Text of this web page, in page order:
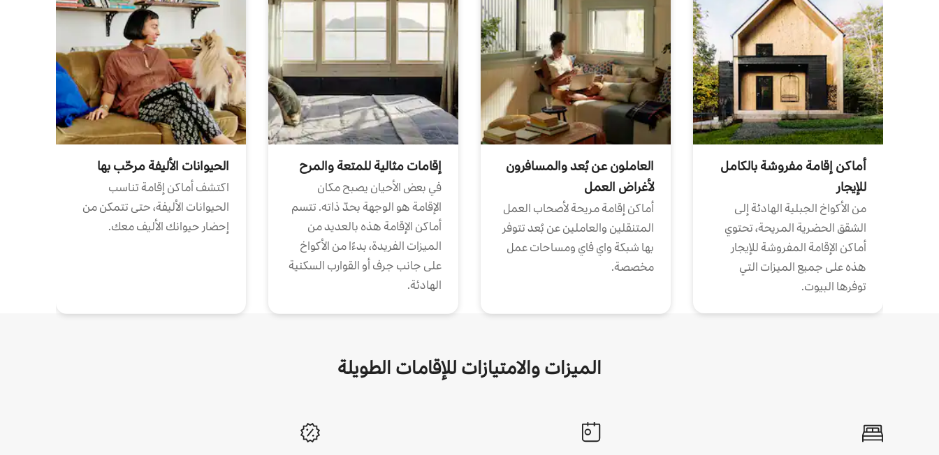
أماكن إقامة مفروشة بالكامل
للإيجار
من الأكواخ الجبلية الهادئة إلى
الشقق الحضرية المريحة، تحتوي
أماكن الإقامة المفروشة للإيجار
هذه على جميع الميزات التي
توفرها البيوت.
العاملون عن بُعد والمسافرون
لأغراض العمل
أماكن إقامة مريحة لأصحاب العمل
المتنقلين والعاملين عن بُعد تتوفر
بها شبكة واي فاي ومساحات عمل
مخصصة.
إقامات مثالية للمتعة والمرح
في بعض الأحيان يصبح مكان
الإقامة هو الوجهة بحدّ ذاته. تتسم
أماكن الإقامة هذه بالعديد من
الميزات الفريدة، بدءًا من الأكواخ
على جانب جرف أو القوارب السكنية
الهادئة.
الحيوانات الأليفة مرحّب بها
اكتشف أماكن إقامة تناسب
الحيوانات الأليفة، حتى تتمكن من
إحضار حيوانك الأليف معك.
الميزات والامتيازات للإقامات الطويلة